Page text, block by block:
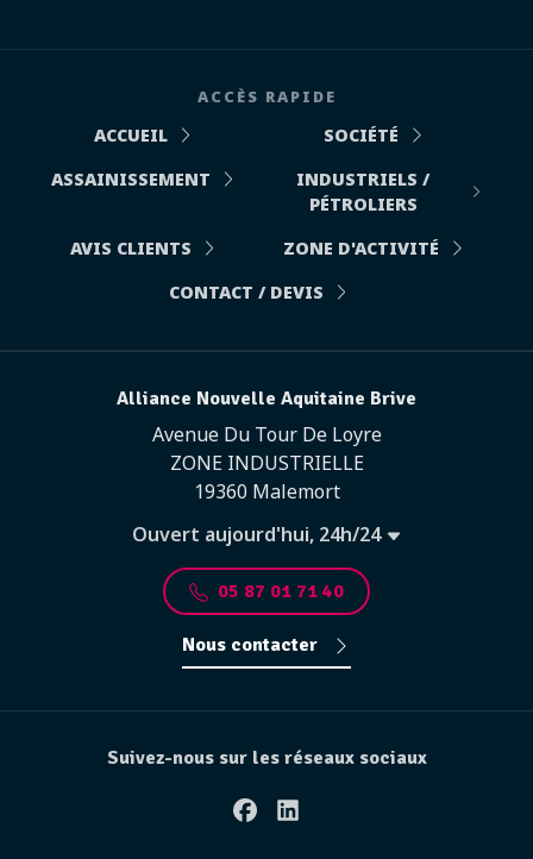
ACCÈS RAPIDE
ACCUEIL
SOCIÉTÉ
ASSAINISSEMENT
INDUSTRIELS /
PÉTROLIERS
AVIS CLIENTS
ZONE D'ACTIVITÉ
CONTACT / DEVIS
Alliance Nouvelle Aquitaine Brive
Avenue Du Tour De Loyre
ZONE INDUSTRIELLE
19360 Malemort
Ouvert aujourd'hui, 24h/24
05 87 01 71 40
Nous contacter
Suivez-nous sur les réseaux sociaux
FacebookLinkedin